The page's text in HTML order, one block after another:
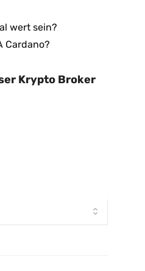
wert sein?
Cardano?
Krypto Broker